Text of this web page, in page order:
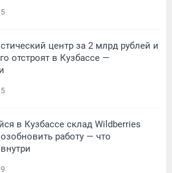
5
центр за 2 млрд рублей и
отстроят в Кузбассе —
5
в Кузбассе склад Wildberries
работу — что
9